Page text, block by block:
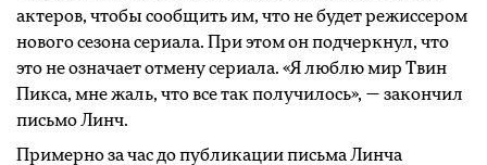
актеров, чтобы сообщить им, что не будет режиссером
нового сезона сериала. При этом он подчеркнул, что
это не означает отмену сериала. «Я люблю мир Твин
Пикса, мне жаль, что все так получилось», — закончил
письмо Линч.
Примерно за час до публикации письма Линча